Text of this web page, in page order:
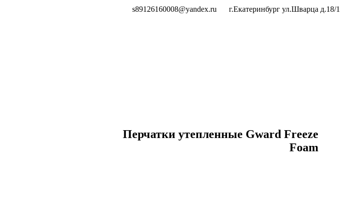
s89126160008@yandex.ru
г.Екатеринбург ул.Шварца д.18/1
Перчатки утепленные Gward Freeze
Foam